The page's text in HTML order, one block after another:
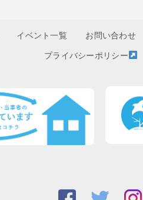
イベント一覧 お問い合わせ
プライバシーポリシー